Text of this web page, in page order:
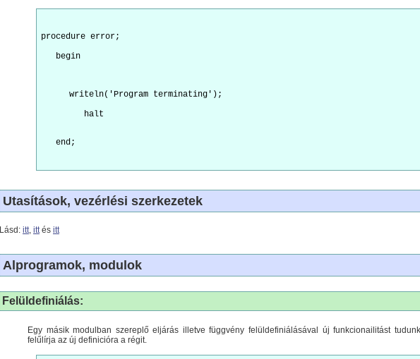
procedure error;
   begin
writeln('Program terminating');
   halt
   end;
Utasítások, vezérlési szerkezetek
Lásd: itt, ittés itt
Alprogramok, modulok
Felüldefiniálás:
Egy másik modulban szereplő eljárás illetve függvény felüldefiniálásával új funkcionailitást
felűlírja az új definicióra a régit.